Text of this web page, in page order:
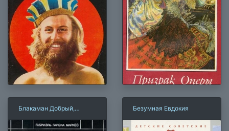
Блакаман Добрый,
Безумная Евдокия